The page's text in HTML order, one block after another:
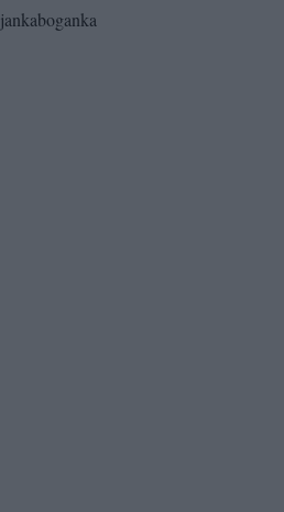
jankaboganka